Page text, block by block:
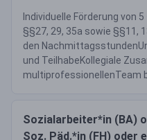
Individuelle Förderung von
§§27, 29, 35a sowie §§11,
den
und TeilhabeKollegiale
multiprofessionellenTeam
Sozialarbeiter*in (BA)
Soz. Päd.*in (FH) oder